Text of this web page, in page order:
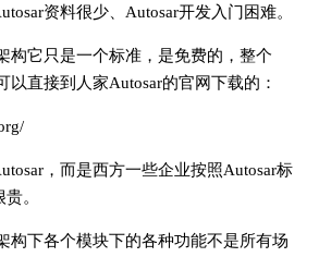
资料很少、Autosar开发入门困难。
构它只是一个标准，是免费的，整个
以直接到人家Autosar的官网下载的：
，而是西方一些企业按照Autosar标
。
构下各个模块下的各种功能不是所有场